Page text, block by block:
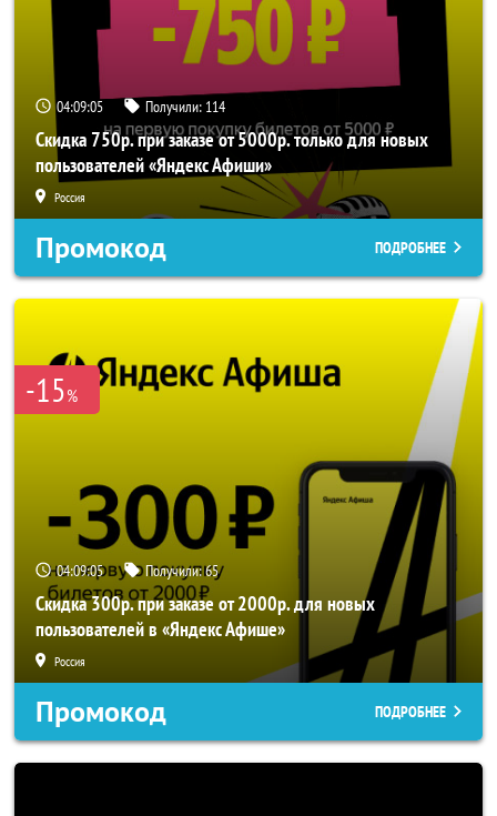
04:09:04 Получили: 114
Скидка 750р. при заказе от 5000р. только для новых
пользователей «Яндекс Афиши»
Россия
Промокод ПОДРОБНЕЕ
-15%
04:09:04 Получили:65
Скидка 300р. при заказе от 2000р. для новых
пользователей в «Яндекс Афише»
Россия
Промокод ПОДРОБНЕЕ